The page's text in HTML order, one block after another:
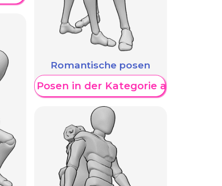
Romantische posen
Posen in der Kategorie anzeigen